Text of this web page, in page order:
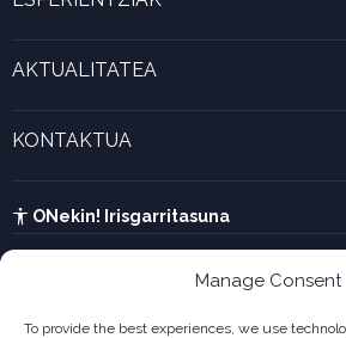
Manage Consent
To provide the best experiences, we use
UTA kalkulagailua
AKTUALITATEA
KONTAKTUA
ONekin! Irisgarritasuna